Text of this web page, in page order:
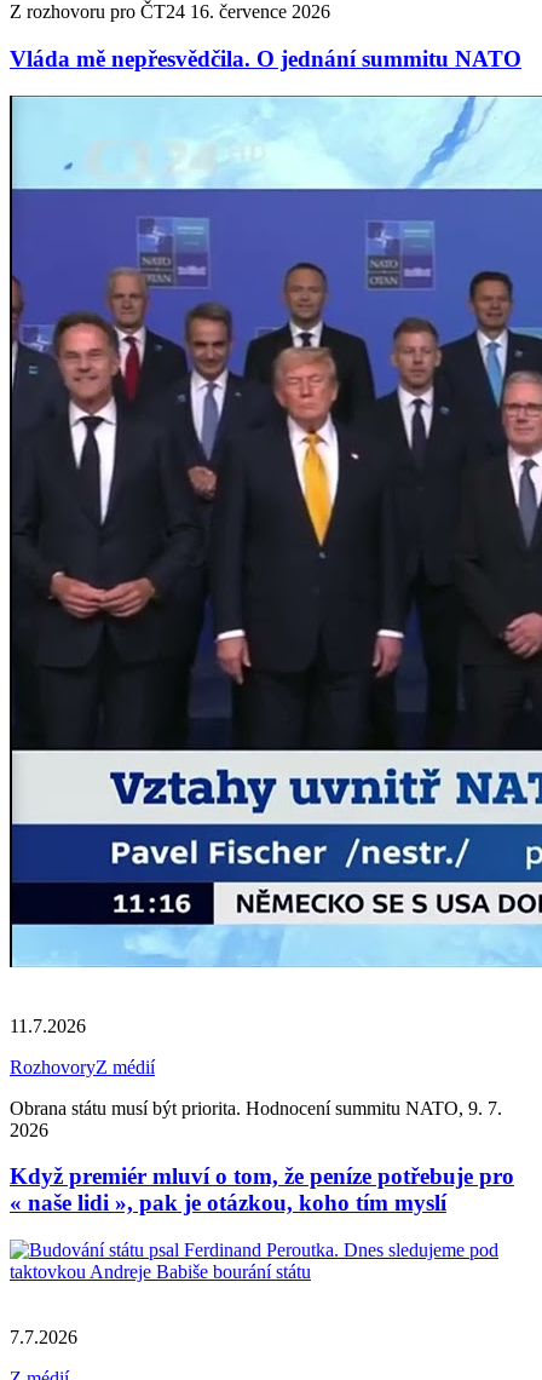
Z rozhovoru pro ČT24 16. července 2026
Vláda mě nepřesvědčila. O jednání summitu NATO
11.7.2026
RozhovoryZ médií
Obrana státu musí být priorita. Hodnocení summitu NATO, 9. 7.
2026
Když premiér mluví o tom, že peníze potřebuje pro
« naše lidi », pak je otázkou, koho tím myslí
7.7.2026